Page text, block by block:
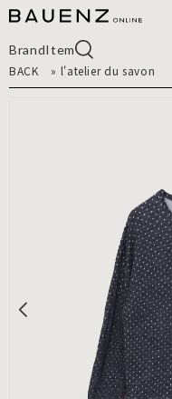
BrandItem
BACK
» l'atelier du savon